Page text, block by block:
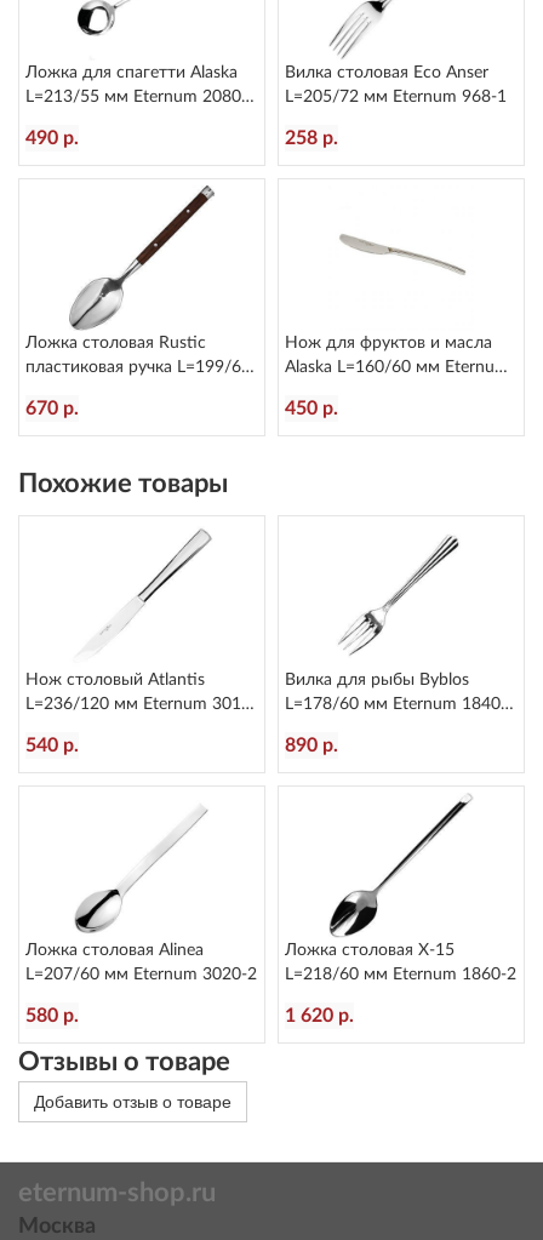
Ложка для спагетти Alaska
L=213/55 мм Eternum 2080-
490 р.
Вилка столовая Eco Anser
L=205/72 мм Eternum 968-1
258 р.
Ложка столовая Rustic
пластиковая ручка L=199/60
670 р.
Нож для фруктов и масла
Alaska L=160/60 мм Eternum
450 р.
Похожие товары
Нож столовый Atlantis
L=236/120 мм Eternum 3010-
540 р.
Вилка для рыбы Byblos
L=178/60 мм Eternum 1840-
890 р.
Ложка столовая Alinea
L=207/60 мм Eternum 3020-2
580 р.
Ложка столовая X-15
L=218/60 мм Eternum 1860-2
1 620 р.
Отзывы о товаре
Добавить отзыв о товаре
eternum-shop.ru
Москва